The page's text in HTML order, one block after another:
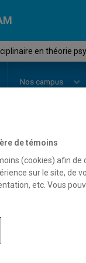
en théorie
Nos campus
//
théorie
de témoins
(cookies) afin
sur le site, de
etc. Vous